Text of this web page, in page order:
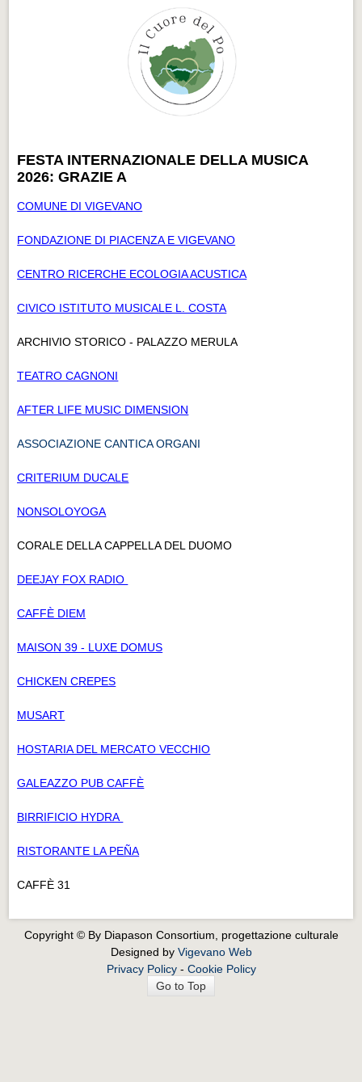
FESTA INTERNAZIONALE DELLA MUSICA
2026: GRAZIE A
COMUNE DI VIGEVANO
FONDAZIONE DI PIACENZA E VIGEVANO
CENTRO RICERCHE ECOLOGIA ACUSTICA
CIVICO ISTITUTO MUSICALE L. COSTA
ARCHIVIO STORICO - PALAZZO MERULA
TEATRO CAGNONI
AFTER LIFE MUSIC DIMENSION
ASSOCIAZIONE CANTICA ORGANI
CRITERIUM DUCALE
NONSOLOYOGA
CORALE DELLA CAPPELLA DEL DUOMO
DEEJAY FOX RADIO
CAFFÈ DIEM
MAISON 39 - LUXE DOMUS
CHICKEN CREPES
MUSART
HOSTARIA DEL MERCATO VECCHIO
GALEAZZO PUB CAFFÈ
BIRRIFICIO HYDRA
RISTORANTE LA PEÑA
CAFFÈ 31
Copyright © By Diapason Consortium, progettazione culturale
Designed by Vigevano Web
Privacy Policy- Cookie Policy
Go to Top